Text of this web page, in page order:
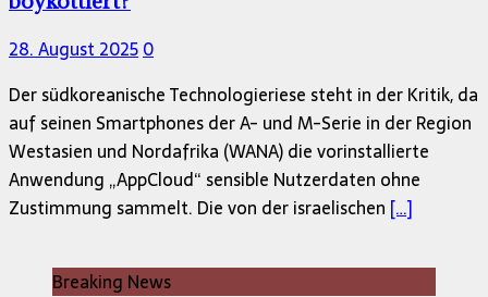
28. August 20250
Der südkoreanische Technologieriese steht in der Kritik, da
auf seinen Smartphones der A- und M-Serie in der Region
Westasien und Nordafrika (WANA) die vorinstallierte
Anwendung „AppCloud“ sensible Nutzerdaten ohne
Zustimmung sammelt. Die von der israelischen […]
Breaking News